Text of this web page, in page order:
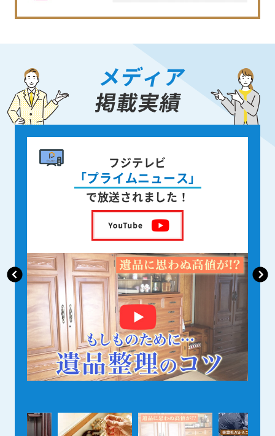
メディア
掲載実績
書籍出版
身近な人が
亡くなった後の遺品整理
を出版しました！